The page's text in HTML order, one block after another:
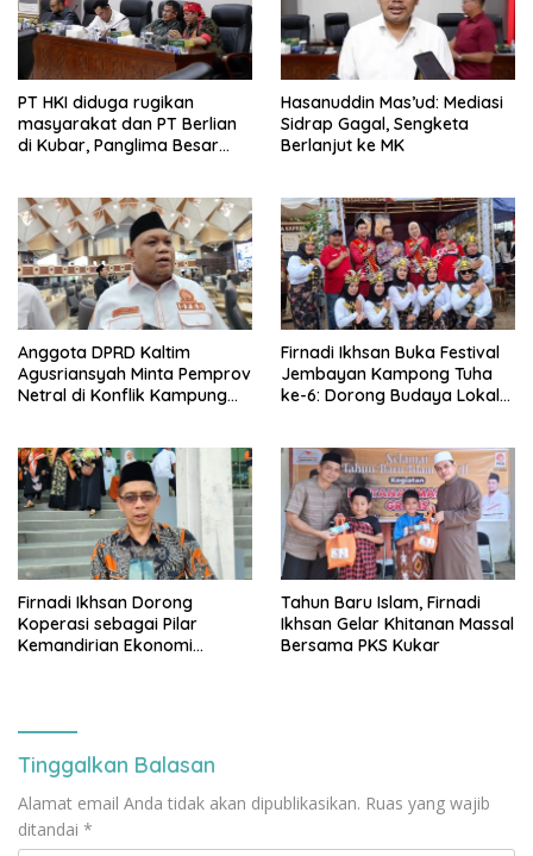
PT HKI diduga rugikan
masyarakat dan PT Berlian
di Kubar, Panglima Besar
Hasanuddin Mas’ud: Mediasi
Sidrap Gagal, Sengketa
Berlanjut ke MK
Anggota DPRD Kaltim
Agusriansyah Minta Pemprov
Netral di Konflik Kampung
Firnadi Ikhsan Buka Festival
Jembayan Kampong Tuha
ke-6: Dorong Budaya Lokal
Firnadi Ikhsan Dorong
Koperasi sebagai Pilar
Kemandirian Ekonomi
Tahun Baru Islam, Firnadi
Ikhsan Gelar Khitanan Massal
Bersama PKS Kukar
Tinggalkan Balasan
Alamat email Anda tidak akan dipublikasikan. Ruas yang wajib
ditandai *